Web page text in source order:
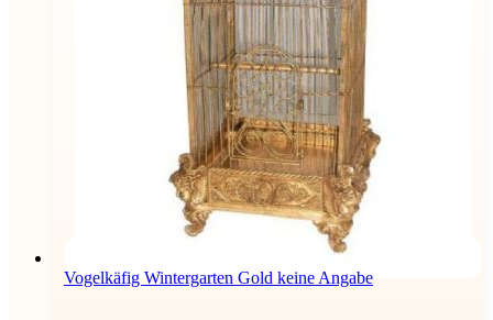
Vogelkäfig Wintergarten Gold keine Angabe